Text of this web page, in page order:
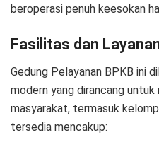
beroperasi penuh keesokan
Fasilitas dan
Gedung Pelayanan BPKB ini
modern yang dirancang
masyarakat, termasuk
tersedia mencakup: